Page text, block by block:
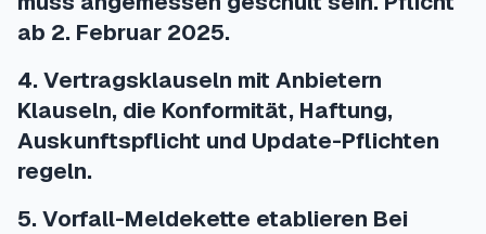
ab 2. Februar 2025.
4. Vertragsklauseln mit Anbietern
Klauseln, die Konformität, Haftung,
Auskunftspflicht und Update-Pflichten
regeln.
5. Vorfall-Meldekette etablieren Bei